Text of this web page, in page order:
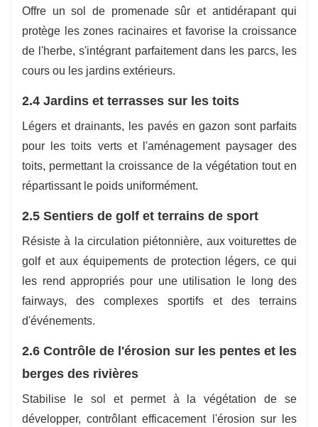
Offre un sol de promenade sûr et antidérapant qui
protège les zones racinaires et favorise la croissance
de l'herbe, s'intégrant parfaitement dans les parcs, les
cours ou les jardins extérieurs.
2.4 Jardins et terrasses sur les toits
Légers et drainants, les pavés en gazon sont parfaits
pour les toits verts et l'aménagement paysager des
toits, permettant la croissance de la végétation tout en
répartissant le poids uniformément.
2.5 Sentiers de golf et terrains de sport
Résiste à la circulation piétonnière, aux voiturettes de
golf et aux équipements de protection légers, ce qui
les rend appropriés pour une utilisation le long des
fairways, des complexes sportifs et des terrains
d'événements.
2.6 Contrôle de l'érosion sur les pentes et les
berges des rivières
Stabilise le sol et permet à la végétation de se
développer, contrôlant efficacement l'érosion sur les